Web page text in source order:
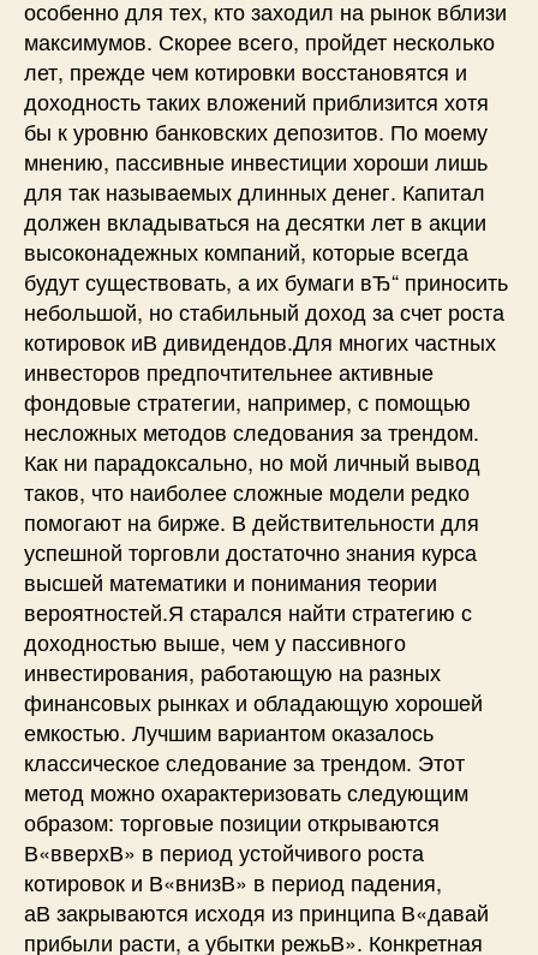
особенно для тех, кто заходил на рынок вблизи
максимумов. Скорее всего, пройдет несколько
лет, прежде чем котировки восстановятся и
доходность таких вложений приблизится хотя
бы к уровню банковских депозитов. По моему
мнению, пассивные инвестиции хороши лишь
для так называемых длинных денег. Капитал
должен вкладываться на десятки лет в акции
высоконадежных компаний, которые всегда
будут существовать, а их бумаги вЂ“ приносить
небольшой, но стабильный доход за счет роста
котировок иВ дивидендов.Для многих частных
инвесторов предпочтительнее активные
фондовые стратегии, например, с помощью
несложных методов следования за трендом.
Как ни парадоксально, но мой личный вывод
таков, что наиболее сложные модели редко
помогают на бирже. В действительности для
успешной торговли достаточно знания курса
высшей математики и понимания теории
вероятностей.Я старался найти стратегию с
доходностью выше, чем у пассивного
инвестирования, работающую на разных
финансовых рынках и обладающую хорошей
емкостью. Лучшим вариантом оказалось
классическое следование за трендом. Этот
метод можно охарактеризовать следующим
образом: торговые позиции открываются
В«вверхВ» в период устойчивого роста
котировок и В«внизВ» в период падения,
аВ закрываются исходя из принципа В«давай
прибыли расти, а убытки режьВ». Конкретная